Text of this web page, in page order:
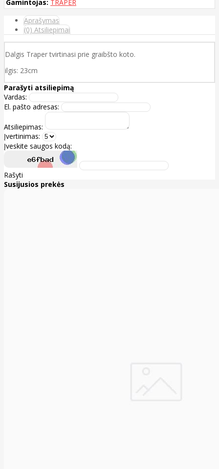
Gamintojas: TRAPER
Aprašymas
(0) Atsiliepimai
Dalgis Traper tvirtinasi prie graibšto koto.
ilgis: 23cm
Parašyti atsiliepimą
Vardas:
El. pašto adresas:
Atsiliepimas:
Įvertinimas:
Įveskite saugos kodą:
Rašyti
Susijusios prekės